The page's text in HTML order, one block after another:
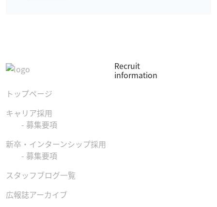
Recruit
information
トップページ
キャリア採用
- 募集要項
新卒・インターンシップ採用
- 募集要項
スタッフブログ一覧
広報誌アーカイブ